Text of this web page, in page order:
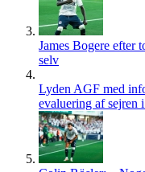
James Bogere efter
selv
Lyden AGF med
evaluering af sejren